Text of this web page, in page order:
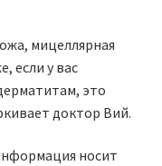
мицеллярная
если у вас
это
доктор Вий.
носит